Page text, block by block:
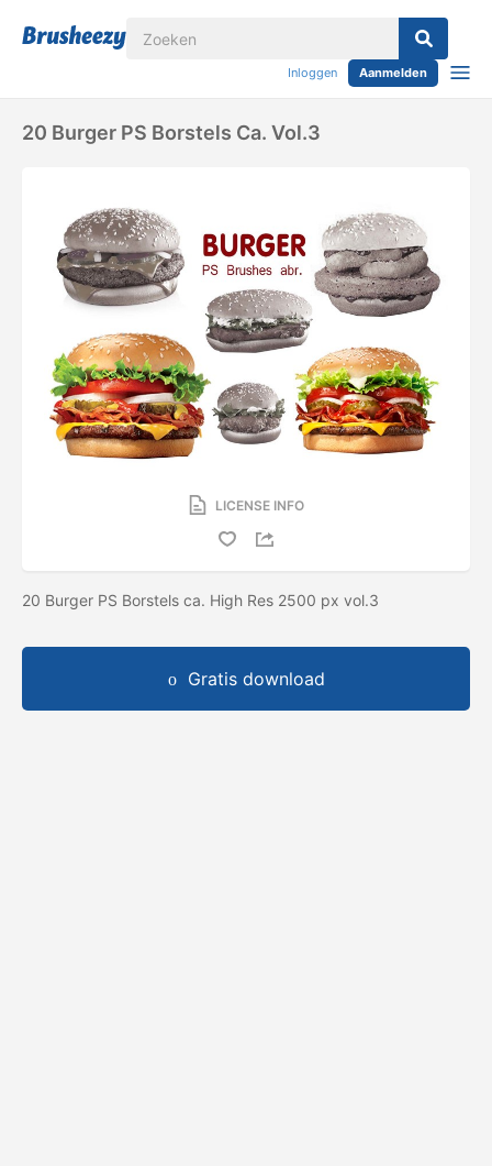
Inloggen Aanmelden
20 Burger PS Borstels Ca. Vol.3
LICENSE INFO
20 Burger PS Borstels ca. High Res 2500 px vol.3
Gratis download